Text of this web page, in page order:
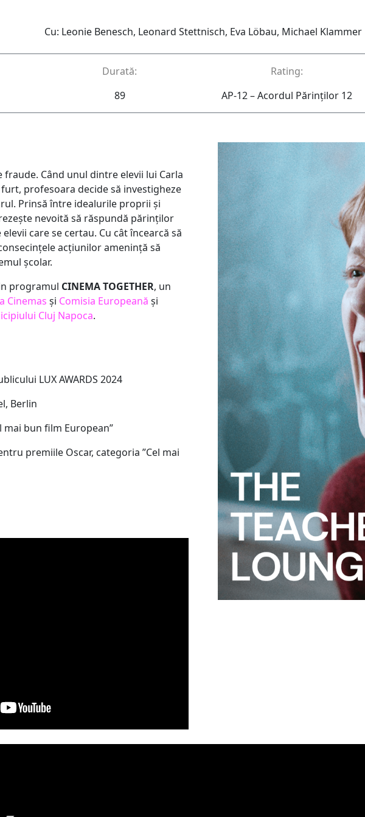
Cu: Leonie Benesch, Leonard Stettnisch, Eva Löbau, Michael Klammer
Durată:
89
Rating:
AP-12 – Acordul Părinţilor 12
fraude. Când unul dintre elevii lui Carla
profesoara decide să investigheze
Prinsă între idealurile proprii și
nevoită să răspundă părinților
care se certau. Cu cât încearcă să
acțiunilor amenință să
școlar.
programul CINEMA TOGETHER, un
Cinemas și Comisia Europeană și
Cluj Napoca.
LUX AWARDS 2024
Berlin
mai bun film European”
premiile Oscar, categoria ”Cel mai